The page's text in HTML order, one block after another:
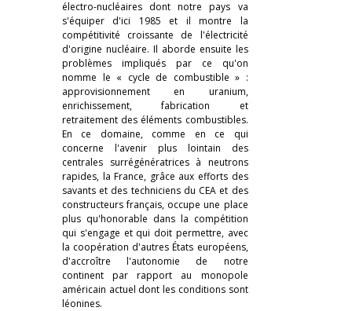
électro-nucléaires dont notre pays va
s'équiper d'ici 1985 et il montre la
compétitivité croissante de l'électricité
d'origine nucléaire. Il aborde ensuite les
problèmes impliqués par ce qu'on
nomme le « cycle de combustible » :
approvisionnement en uranium,
enrichissement, fabrication et
retraitement des éléments combustibles.
En ce domaine, comme en ce qui
concerne l'avenir plus lointain des
centrales surrégénératrices à neutrons
rapides, la France, grâce aux efforts des
savants et des techniciens du CEA et des
constructeurs français, occupe une place
plus qu'honorable dans la compétition
qui s'engage et qui doit permettre, avec
la coopération d'autres États européens,
d'accroître l'autonomie de notre
continent par rapport au monopole
américain actuel dont les conditions sont
léonines.